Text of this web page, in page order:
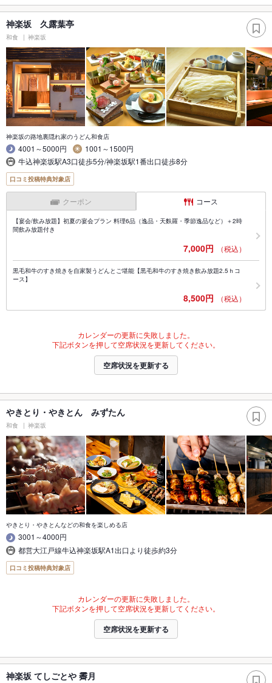
神楽坂 久露葉亭
和食 神楽坂
神楽坂の路地裏隠れ家のうどん和食店
4001～5000円
1001～1500円
牛込神楽坂駅A3口徒歩5分/神楽坂駅1番出口徒歩8分
口コミ投稿特典対象店
クーポン コース
【宴会/飲み放題】初夏の宴会プラン 料理6品（逸品・天麩羅・季節逸品など）＋2時
間飲み放題付き
7,000円 （税込）
黒毛和牛のすき焼きを自家製うどんとご堪能【黒毛和牛のすき焼き飲み放題2.5ｈコ
ース】
8,500円 （税込）
カレンダーの更新に失敗しました。
下記ボタンを押して空席状況を更新してください。
空席状況を更新する
やきとり・やきとん みずたん
和食 神楽坂
やきとり・やきとんなどの和食を楽しめる店
3001～4000円
都営大江戸線牛込神楽坂駅A1出口より徒歩約3分
口コミ投稿特典対象店
カレンダーの更新に失敗しました。
下記ボタンを押して空席状況を更新してください。
空席状況を更新する
神楽坂 てしごとや 霽月